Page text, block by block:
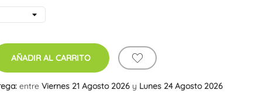
AÑADIR AL CARRITO
entre Viernes 21 Agosto 2026 y Lunes 24 Agosto 2026